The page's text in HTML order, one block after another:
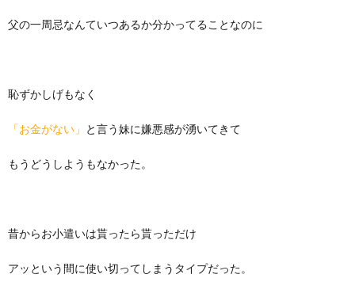
父の一周忌なんていつあるか分かってることなのに
恥ずかしげもなく
「お金がない」 と言う妹に嫌悪感が湧いてきて
もうどうしようもなかった。
昔からお小遣いは貰ったら貰っただけ
アッという間に使い切ってしまうタイプだった。